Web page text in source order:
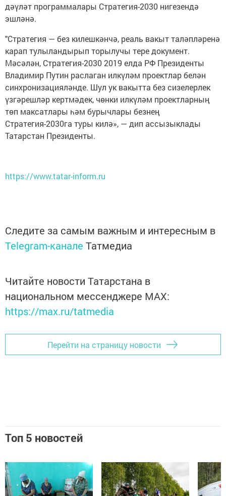
дәүләт программалары Стратегия-2030 нигезендә
эшләнә.
"Стратегия — без килешкәнчә, реаль вакыт таләпләренә
карап тулыландырып торылучы тере документ.
Мәсәлән, Стратегия-2030 2019 елда РФ Президенты
Владимир Путин раслаган илкүләм проектлар белән
синхронизацияләнде. Шул ук вакытта без сизелерлек
үзгәрешләр кертмәдек, чөнки илкүләм проектларның
төп максатлары һәм бурычлары безнең
Стратегия-2030га туры килә», — дип ассызыклады
Татарстан Президенты.
https://www.tatar-inform.ru
Следите за самым важным и интересным в
Telegram-канале Татмедиа
Читайте новости Татарстана в
национальном мессенджере MАХ:
https://max.ru/tatmedia
Перейти на страницу новости
Топ 5 новостей